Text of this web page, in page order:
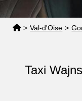
> Val-d'Oise >
Taxi